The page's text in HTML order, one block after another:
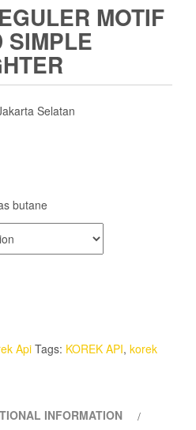
MOTIF
SIMPLE
Selatan
butane
Api Tags: KOREK API, korek
INFORMATION